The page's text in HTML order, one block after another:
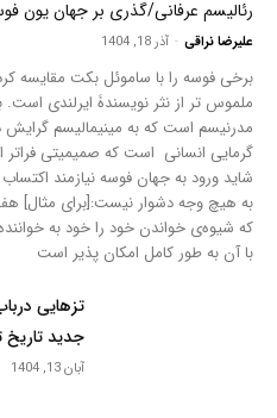
رئالیسم عرفانی/گذری بر جهان یون
علیرضا نراقی - آذر 18, 1404
برخی فوسه را با ساموئل بکت مقایسه
ملموس­ تر از نثر نویسندۀ ایرلندی است.
مدرنیسم است که به مینیمالیسم گرایش
گرمایی انسانی است که صمیمی­تی فراتر
شاید ورود به جهان فوسه نیازمند
به هیچ وجه دشوار نیست:[برای مثال]
که شیوه‌ی خواندن خود را خود به
با آن به طور کامل امکان پذیر است
تزهایی
جدید تاریخ
آبان 13, 1404